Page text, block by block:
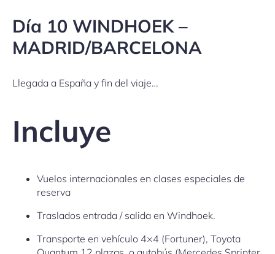
Día 10 WINDHOEK –
MADRID/BARCELONA
Llegada a España y fin del viaje…
Incluye
Vuelos internacionales en clases especiales de
reserva
Traslados entrada / salida en Windhoek.
Transporte en vehículo 4×4 (Fortuner), Toyota